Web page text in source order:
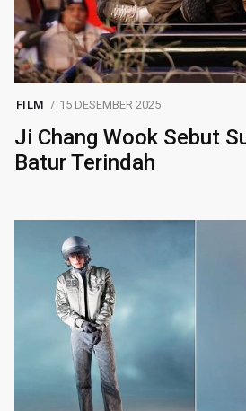
FILM 15 DESEMBER 2025
Ji Chang Wook Sebut
Batur Terindah